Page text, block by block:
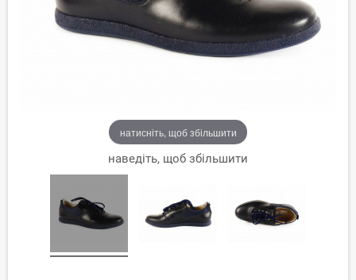
натисніть, щоб збільшити
наведіть, щоб збільшити